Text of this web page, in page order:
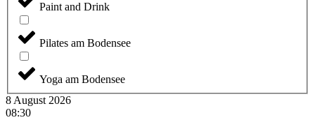
Paint and Drink
Pilates am Bodensee
Yoga am Bodensee
8 August 2026
08:30